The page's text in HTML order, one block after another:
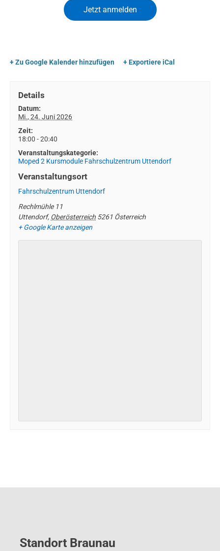
+ Zu Google Kalender hinzufügen + Exportiere iCal
Details
Datum:
Mi., 24. Juni 2026
Zeit:
18:00 - 20:40
Veranstaltungskategorie:
Moped 2 Kursmodule Fahrschulzentrum Uttendorf
Veranstaltungsort
Fahrschulzentrum Uttendorf
Rechlmühle 11
Uttendorf, Oberösterreich 5261 Österreich
+ Google Karte anzeigen
Standort Braunau